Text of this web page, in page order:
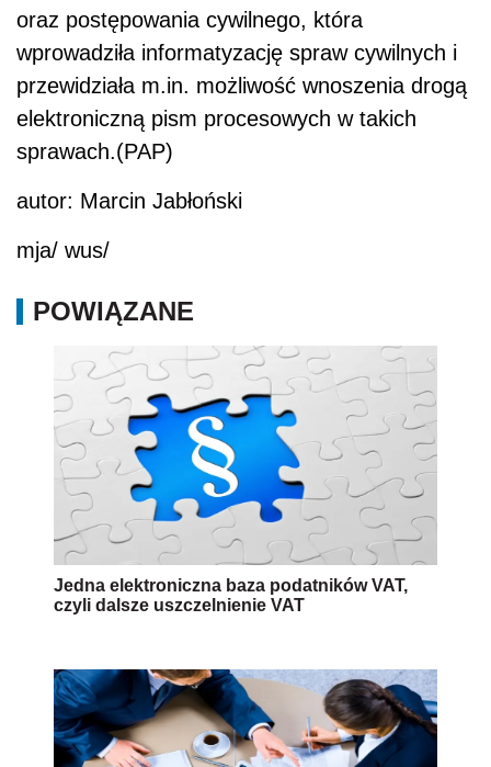
oraz postępowania cywilnego, która
wprowadziła informatyzację spraw cywilnych i
przewidziała m.in. możliwość wnoszenia drogą
elektroniczną pism procesowych w takich
sprawach.(PAP)
autor: Marcin Jabłoński
mja/ wus/
POWIĄZANE
Jedna elektroniczna baza podatników VAT,
czyli dalsze uszczelnienie VAT